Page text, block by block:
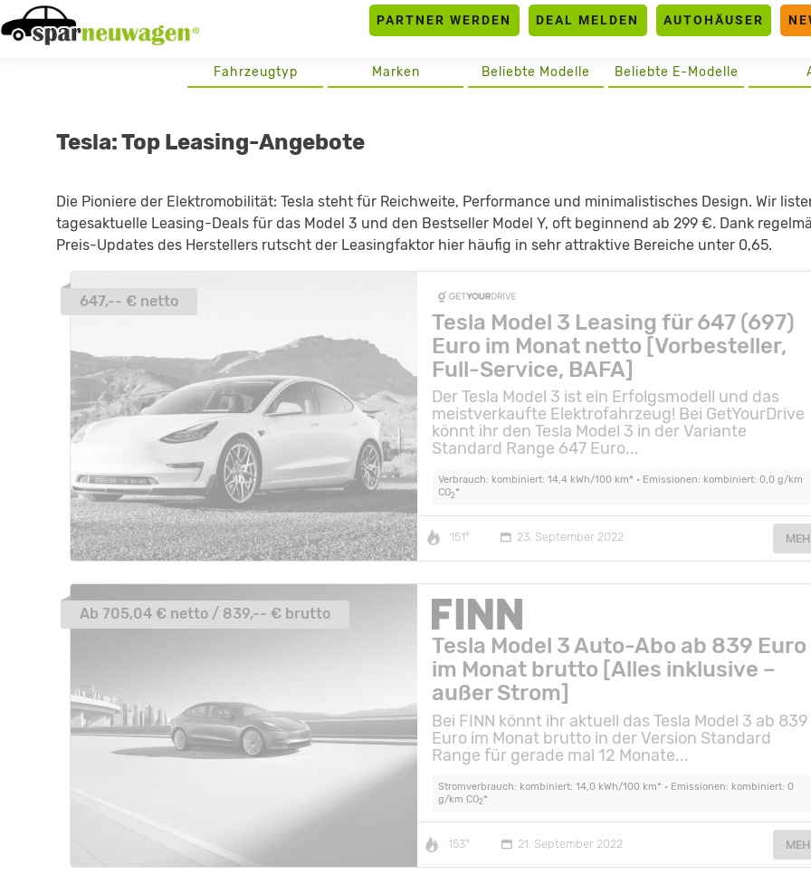
Skip
to
PARTNER WERDEN DEAL MELDEN AUTOHÄUSER
Beliebte E-Modelle
Beliebte Modelle
Marken
Fahrzeugtyp
Tesla: Top Leasing-Angebote
Die Pioniere der Elektromobilität: Tesla steht für Reichweite, Performance und minimalistisches Design. Wir
tagesaktuelle Leasing-Deals für das Model 3 und den Bestseller Model Y, oft beginnend ab 299 €. Dank
Preis-Updates des Herstellers rutscht der Leasingfaktor hier häufig in sehr attraktive Bereiche unter 0,65.
Tesla Model 3 Leasing für 647 (697)
Euro im Monat netto [Vorbesteller,
Full-Service, BAFA]
Der Tesla Model 3 ist ein Erfolgsmodell und das
meistverkaufte Elektrofahrzeug! Bei GetYourDrive
könnt ihr den Tesla Model 3 in der Variante
Standard Range 647 Euro...
Verbrauch: kombiniert: 14,4 kWh/100 km* • Emissionen: kombiniert: 0,0 g/km
CO2*
151° 23. September 2022
647,-- € netto
Tesla Model 3 Auto-Abo ab 839 Euro
im Monat brutto [Alles inklusive –
außer Strom]
Bei FINN könnt ihr aktuell das Tesla Model 3 ab 839
Euro im Monat brutto in der Version Standard
Range für gerade mal 12 Monate...
Stromverbrauch: kombiniert: 14,0 kWh/100 km* • Emissionen: kombiniert: 0
g/km CO2*
153° 21. September 2022
Ab 705,04 € netto / 839,-- € brutto